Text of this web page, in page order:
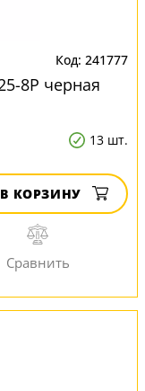
241777
8P черная
13 шт.
В КОРЗИНУ